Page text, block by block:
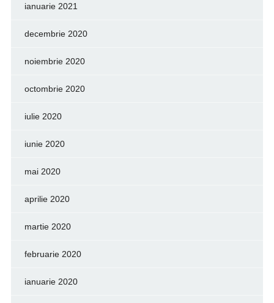
ianuarie 2021
decembrie 2020
noiembrie 2020
octombrie 2020
iulie 2020
iunie 2020
mai 2020
aprilie 2020
martie 2020
februarie 2020
ianuarie 2020